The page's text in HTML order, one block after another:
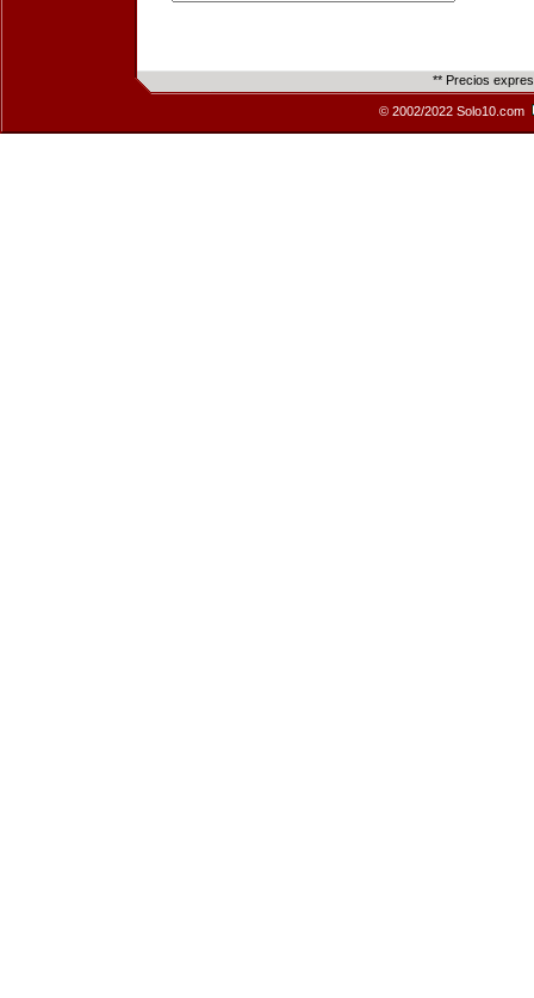
** Precios
© 2002/2022 Solo10.com